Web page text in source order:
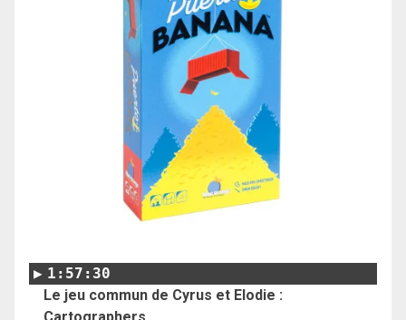
1:57:30
Le jeu commun de Cyrus et Elodie :